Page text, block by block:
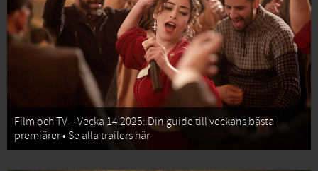
Film och TV – Vecka 14 2025: Din guide till veckans bästa
premiärer • Se alla trailers här